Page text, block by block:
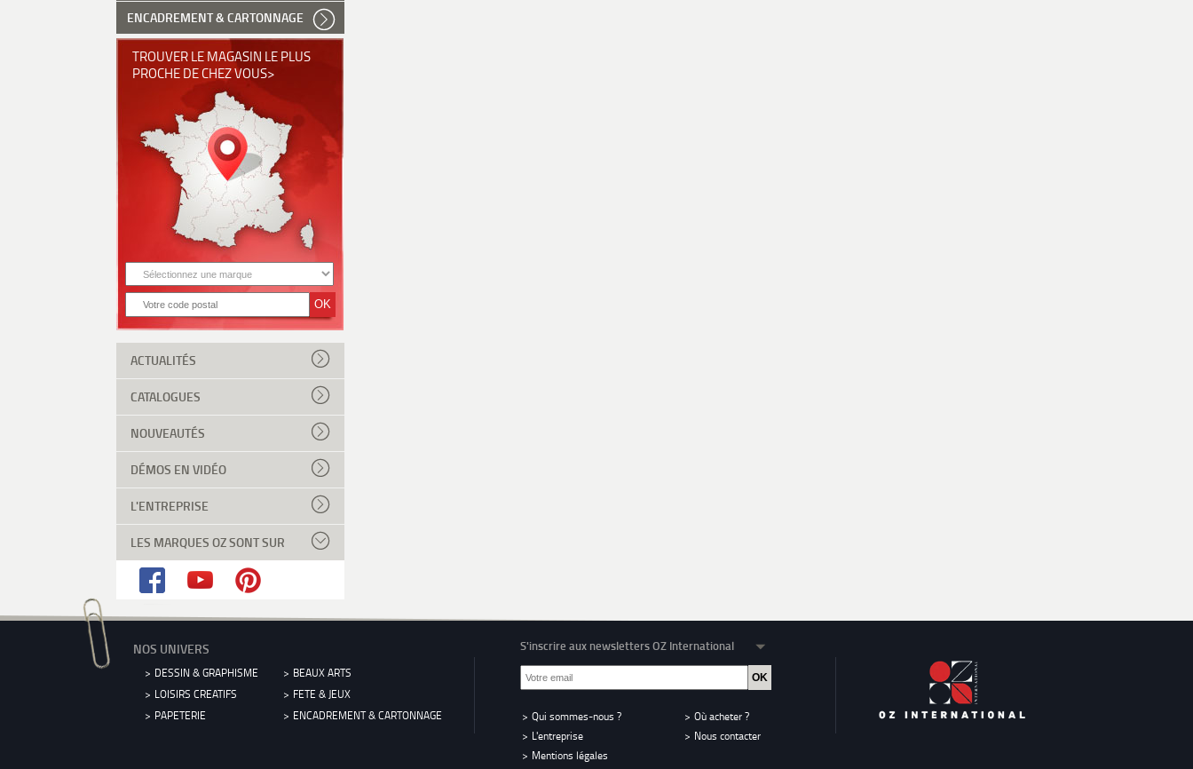
ENCADREMENT & CARTONNAGE
TROUVER LE MAGASIN LE PLUS
PROCHE DE CHEZ VOUS>
ACTUALITÉS
CATALOGUES
NOUVEAUTÉS
DÉMOS EN VIDÉO
L'ENTREPRISE
LES MARQUES OZ SONT SUR
NOS UNIVERS
DESSIN & GRAPHISME
BEAUX ARTS
LOISIRS CREATIFS
FETE & JEUX
PAPETERIE
ENCADREMENT & CARTONNAGE
S'inscrire aux newsletters OZ International
Qui sommes-nous ?
Où acheter ?
L'entreprise
Nous contacter
Mentions légales